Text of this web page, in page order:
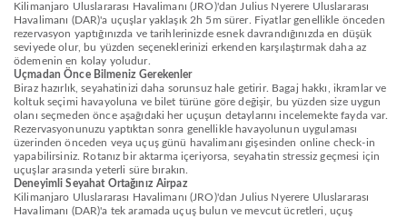
Kilimanjaro Uluslararası Havalimanı (JRO)'dan Julius Nyerere Uluslararası
Havalimanı (DAR)'a uçuşlar yaklaşık 2h 5m sürer. Fiyatlar genellikle önceden
rezervasyon yaptığınızda ve tarihlerinizde esnek davrandığınızda en düşük
seviyede olur, bu yüzden seçeneklerinizi erkenden karşılaştırmak daha az
ödemenin en kolay yoludur.
Uçmadan Önce Bilmeniz Gerekenler
Biraz hazırlık, seyahatinizi daha sorunsuz hale getirir. Bagaj hakkı, ikramlar ve
koltuk seçimi havayoluna ve bilet türüne göre değişir, bu yüzden size uygun
olanı seçmeden önce aşağıdaki her uçuşun detaylarını incelemekte fayda var.
Rezervasyonunuzu yaptıktan sonra genellikle havayolunun uygulaması
üzerinden önceden veya uçuş günü havalimanı gişesinden online check-in
yapabilirsiniz. Rotanız bir aktarma içeriyorsa, seyahatin stressiz geçmesi için
uçuşlar arasında yeterli süre bırakın.
Deneyimli Seyahat Ortağınız Airpaz
Kilimanjaro Uluslararası Havalimanı (JRO)'dan Julius Nyerere Uluslararası
Havalimanı (DAR)'a tek aramada uçuş bulun ve mevcut ücretleri, uçuş